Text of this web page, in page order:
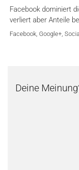
Facebook dominiert
verliert aber Anteile
Facebook Google+
Deine